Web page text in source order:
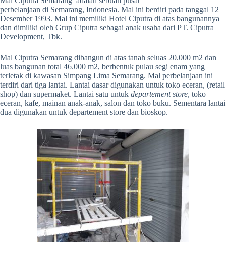
perbelanjaan di Semarang, Indonesia. Mal ini berdiri pada tanggal 12
Desember 1993. Mal ini memiliki Hotel Ciputra di atas bangunannya
dan dimiliki oleh Grup Ciputra sebagai anak usaha dari PT. Ciputra
Development, Tbk.
Mal Ciputra Semarang dibangun di atas tanah seluas 20.000 m2 dan
luas bangunan total 46.000 m2, berbentuk pulau segi enam yang
terletak di kawasan Simpang Lima Semarang. Mal perbelanjaan ini
terdiri dari tiga lantai. Lantai dasar digunakan untuk toko eceran, (retail
shop) dan supermaket. Lantai satu untuk departement store, toko
eceran, kafe, mainan anak-anak, salon dan toko buku. Sementara lantai
dua digunakan untuk departement store dan bioskop.